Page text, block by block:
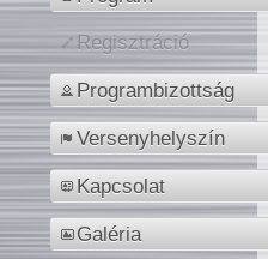
Regisztráció
Programbizottság
Versenyhelyszín
Kapcsolat
Galéria